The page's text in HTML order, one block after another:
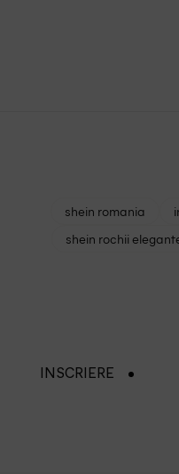
shein romania
shein rochii
INSCRIERE